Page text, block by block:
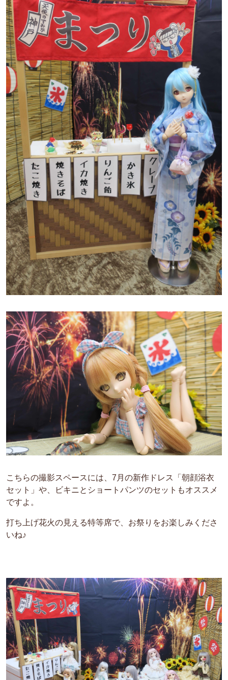
こちらの撮影スペースには、7月の新作ドレス「朝顔浴衣
セット」や、ビキニとショートパンツのセットもオススメ
ですよ。
打ち上げ花火の見える特等席で、お祭りをお楽しみくださ
いね♪